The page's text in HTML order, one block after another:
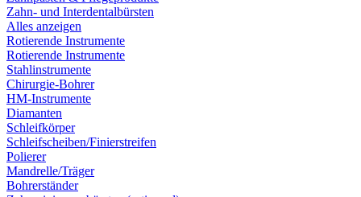
Zahn- und Interdentalbürsten
Alles anzeigen
Rotierende Instrumente
Rotierende Instrumente
Stahlinstrumente
Chirurgie-Bohrer
HM-Instrumente
Diamanten
Schleifkörper
Schleifscheiben/Finierstreifen
Polierer
Mandrelle/Träger
Bohrerständer